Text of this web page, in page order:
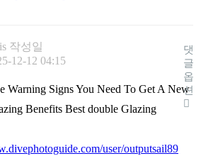
작성일
12-12 04:15
Warning Signs You Need To Get A New
Benefits Best double Glazing
user/outputsail89
댓
글
옵
션